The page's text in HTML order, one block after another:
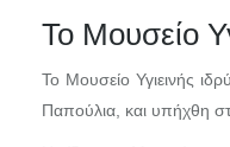
Το Μουσείο
Το Μουσείο Υγιεινής
Παπούλια, και υπήχθη